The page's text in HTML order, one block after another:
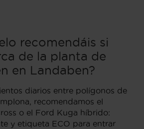
recomendáis si
de la planta de
en Landaben?
diarios entre polígonos de
recomendamos el
o el Ford Kuga híbrido:
y etiqueta ECO para entrar